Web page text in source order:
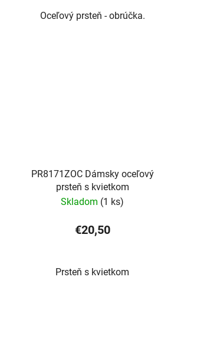
Oceľový prsteň - obrúčka.
PR8171ZOC Dámsky oceľový
prsteň s kvietkom
Skladom (1 ks)
€20,50
Prsteň s kvietkom